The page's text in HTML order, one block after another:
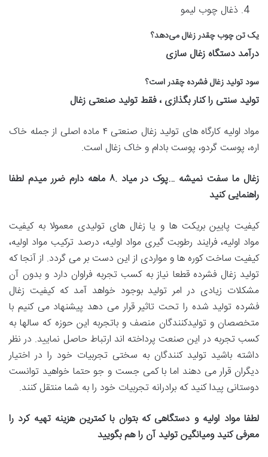
ذغال چوب لیمو
یک تن چوب چقدر زغال می‌دهد؟
درآمد دستگاه زغال سازی
سود تولید زغال فشرده چقدر است؟
تولید سنتی را کنار بگذازی ، فقط تولید صنعتی زغال
مواد اولیه کارگاه‌ های تولید زغال صنعتی ۴ ماده اصلی از جمله خاک
اره، پوست گردو، پوست بادام و خاک زغال است.
زغال ما سفت نمیشه …پوک در میاد .۸ ماهه دارم ضرر میدم لطفا
راهنمایی کنید
کیفیت پایین بریکت ها و یا زغال های تولیدی معمولا به کیفیت
مواد اولیه، فرایند رطوبت گیری مواد اولیه، درصد ترکیب مواد اولیه،
کیفیت ساخت کوره ها و مواردی از این دست بر می گردد. از آنجا که
تولید زغال فشرده قطعا نیاز به کسب تجربه فراوان دارد و بدون آن
مشکلات زیادی در امر تولید بوجود خواهد آمد که کیفیت زغال
فشرده تولید شده را تحت تاثیر قرار می دهد پیشنهاد می کنیم با
متخصصان و تولیدکنندگان منصف و باتجربه این حوزه که سالها به
کسب تجربه در این صنعت پرداخته اند ارتباط حاصل نمایید. در نظر
داشته باشید تولید کنندگان به سختی تجربیات خود را در اختیار
دیگران قرار می دهند اما با کمی جست و جو حتما خواهید توانست
دوستانی پیدا کنید که برادرانه تجربیات خود را به شما منتقل کنند.
لطفا مواد اولیه و دستگاهی که بتوان با کمترین هزینه تهیه کرد را
معرفی کنید ومیانگین تولید آن را هم بگویید